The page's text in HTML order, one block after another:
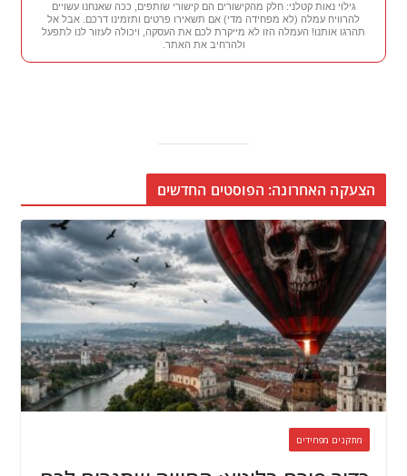
גילוי נאות קטלני: חלק מהקישורים הם קישורי שותפים, ככה שאנחנו עשויים
להרוויח עמלה (לא מפחידה מדי) אם תשאירו פרטים ותזמינו דרכם. אבל אל
תהרגו אותנו! העמלה הזו לא מייקרת לכם את העסקה, ויכולה לעזור לנו לתפעל
ולהרחיב את האתר.
הצעקה האחרונה: הפוסטים החדשים
מתקנים מפחידים